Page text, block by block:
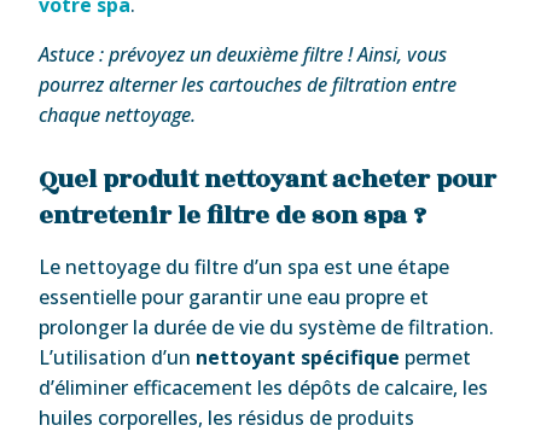
Astuce : prévoyez un deuxième filtre ! Ainsi, vous
pourrez alterner les cartouches de filtration entre
chaque nettoyage.
Quel produit nettoyant acheter pour
entretenir le filtre de son spa ?
Le nettoyage du filtre d’un spa est une étape
essentielle pour garantir une eau propre et
prolonger la durée de vie du système de filtration.
L’utilisation d’un nettoyant spécifique permet
d’éliminer efficacement les dépôts de calcaire, les
huiles corporelles, les résidus de produits